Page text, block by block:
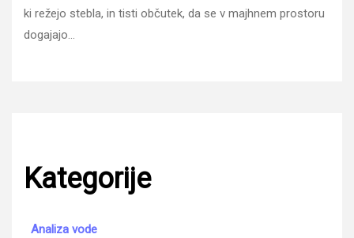
ki režejo stebla, in tisti občutek, da se v majhnem prostoru
dogajajo…
Kategorije
Analiza vode